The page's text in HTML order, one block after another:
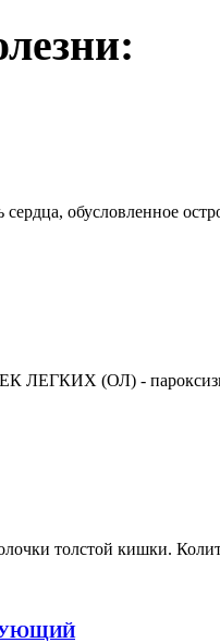
обусловленное острой
(ОЛ) -
толстой кишки.